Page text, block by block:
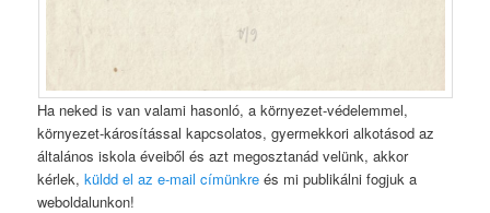
Ha neked is van valami hasonló, a környezet-védelemmel,
környezet-károsítással kapcsolatos, gyermekkori alkotásod az
általános iskola éveiből és azt megosztanád velünk, akkor
kérlek,küldd el az e-mail címünkre és mi publikálni fogjuk a
weboldalunkon!